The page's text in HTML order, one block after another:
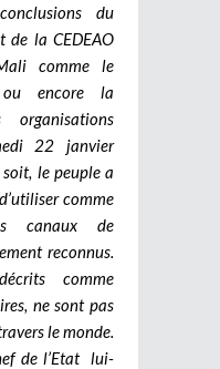
du
de la CEDEAO
comme le
ou encore la
22 janvier
le peuple a
comme
canaux de
reconnus.
comme
ne sont pas
le monde.
de l’Etat lui-